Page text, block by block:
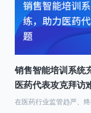
销售智能培训系统
医药代表攻克拜访
在医药行业监管趋严、